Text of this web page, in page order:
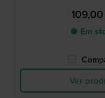
● Em
Ver